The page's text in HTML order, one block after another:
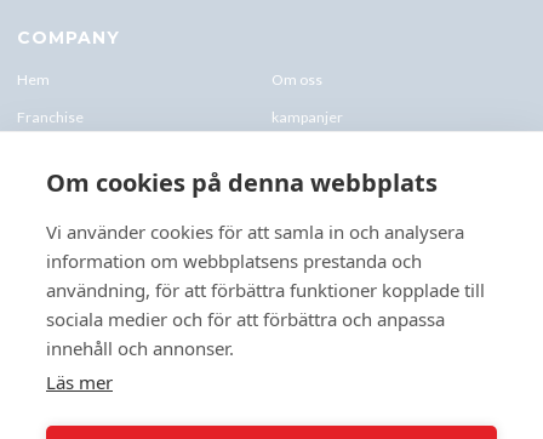
COMPANY
Hem Om oss
Franchise kampanjer
Företagskund & Utbildning FAQs
CONTACTS
+46 070 0122 333
Företagsvägen 10, 227 61 Lund
Lund@speedyphonefix.net
Om cookies på denna webbplats
Vi använder cookies för att samla in och analysera
information om webbplatsens prestanda och
användning, för att förbättra funktioner kopplade till
sociala medier och för att förbättra och anpassa
innehåll och annonser.
Läs mer